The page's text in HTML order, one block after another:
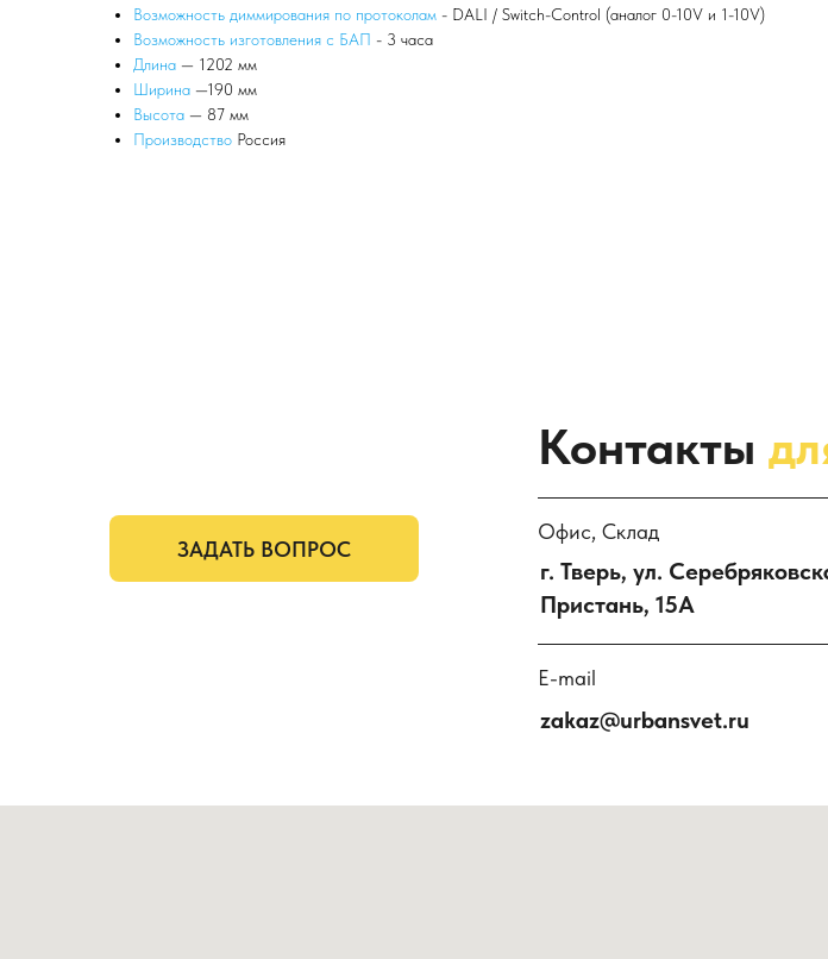
Возможность диммирования по протоколам - DALI / Switch-Control (аналог 0-10V и 1-10V)
Возможность изготовления с БАП - 3 часа
Длина — 1202 мм
Ширина —190 мм
Высота — 87 мм
Производство Россия
Контакты
Офис, Склад
г. Тверь, ул.
Пристань, 15А
E-mail
zakaz@urbansvet.ru
ЗАДАТЬ ВОПРОС